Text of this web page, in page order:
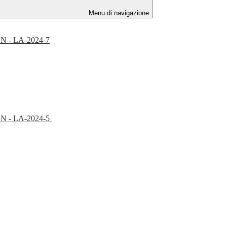
Menu di navigazione
- LA-2024-7
- LA-2024-5